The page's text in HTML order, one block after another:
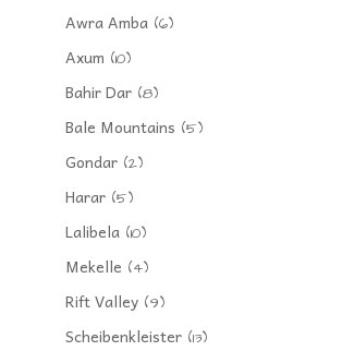
Awra Amba(6)
Axum (10)
Bahir Dar(8)
Bale Mountains (5)
Gondar(2)
Harar(5)
Lalibela(10)
Mekelle (4)
Rift Valley(9)
Scheibenkleister(13)